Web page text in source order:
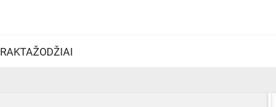
RAKTAŽODŽIAI